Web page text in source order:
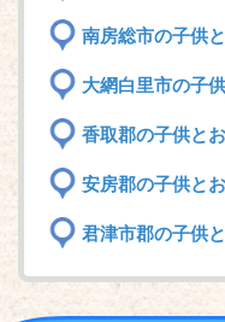
南房総市の子供
大網白里市の子
香取郡の子供と
安房郡の子供と
君津市郡の子供